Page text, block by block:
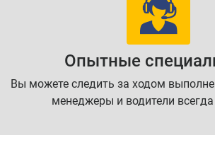
Опытные
Вы можете следить за ходом
менеджеры и водители всегда